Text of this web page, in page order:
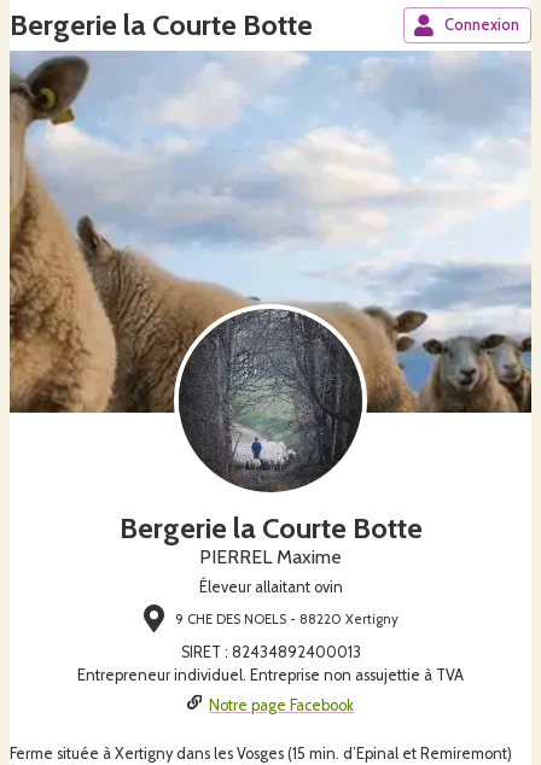
Bergerie la Courte Botte Connexion
Bergerie la Courte Botte
PIERREL Maxime
Éleveur allaitant ovin
9 CHE DES NOELS - 88220 Xertigny
SIRET : 82434892400013
Entrepreneur individuel. Entreprise non assujettie à TVA
Notre page Facebook
Ferme située à Xertigny dans les Vosges (15 min. d’Epinal et Remiremont)